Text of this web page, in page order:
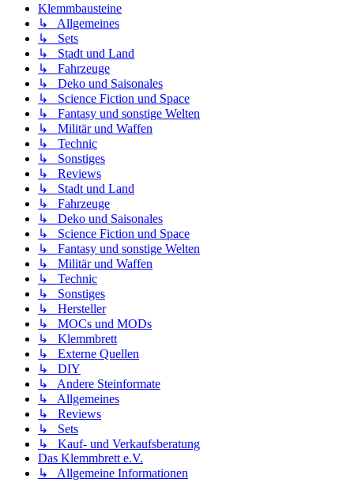
Klemmbausteine
↳ Allgemeines
↳ Sets
↳ Stadt und Land
↳ Fahrzeuge
↳ Deko und Saisonales
↳ Science Fiction und Space
↳ Fantasy und sonstige Welten
↳ Militär und Waffen
↳ Technic
↳ Sonstiges
↳ Reviews
↳ Stadt und Land
↳ Fahrzeuge
↳ Deko und Saisonales
↳ Science Fiction und Space
↳ Fantasy und sonstige Welten
↳ Militär und Waffen
↳ Technic
↳ Sonstiges
↳ Hersteller
↳ MOCs und MODs
↳ Klemmbrett
↳ Externe Quellen
↳ DIY
↳ Andere Steinformate
↳ Allgemeines
↳ Reviews
↳ Sets
↳ Kauf- und Verkaufsberatung
Das Klemmbrett e.V.
↳ Allgemeine Informationen